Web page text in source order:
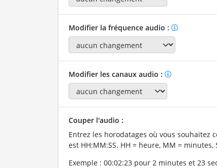
Modifier la fréquence audio :
Modifier les canaux audio :
Couper l'audio :
Entrez les horodatages où vous souhaitez
est HH:MM:SS. HH = heure, MM = minutes,
Exemple : 00:02:23 pour 2 minutes et 23